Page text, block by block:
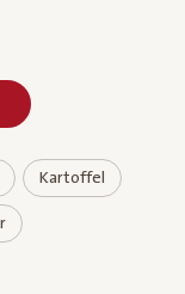
geliked
Kartoffel